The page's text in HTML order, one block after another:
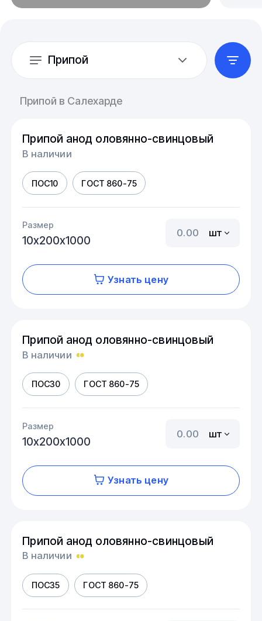
Припой
Припой в Салехарде
Припой анод оловянно-свинцовый
В наличии
ПОС10 ГОСТ 860-75
Размер
10х200х1000
шт
Узнать цену
Припой анод оловянно-свинцовый
В наличии
ПОС30 ГОСТ 860-75
Размер
10х200х1000
шт
Узнать цену
Припой анод оловянно-свинцовый
В наличии
ПОС35 ГОСТ 860-75